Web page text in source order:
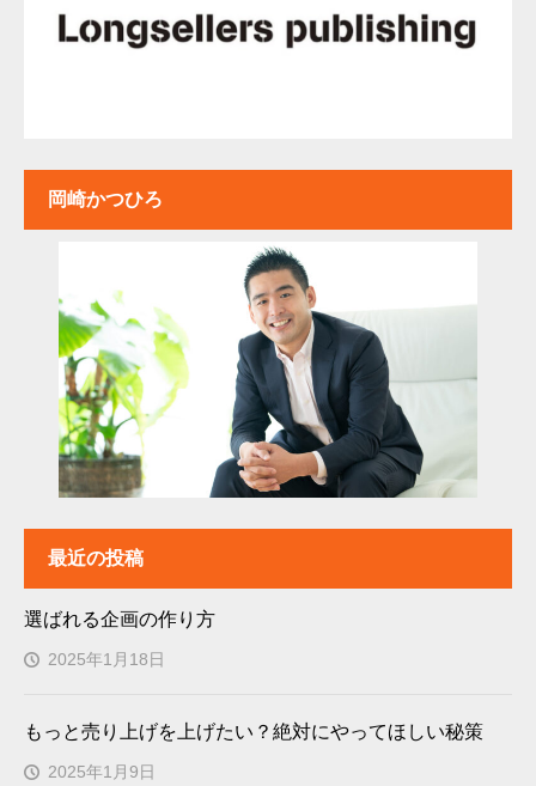
岡崎かつひろ
最近の投稿
選ばれる企画の作り方
2025年1月18日
もっと売り上げを上げたい？絶対にやってほしい秘策
2025年1月9日